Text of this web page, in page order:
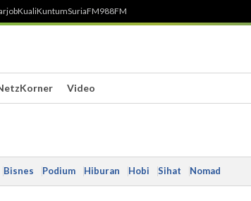
KualiKuntumSuriaFM988FM
Video
Bisnes Podium Hiburan Hobi Sihat Nomad